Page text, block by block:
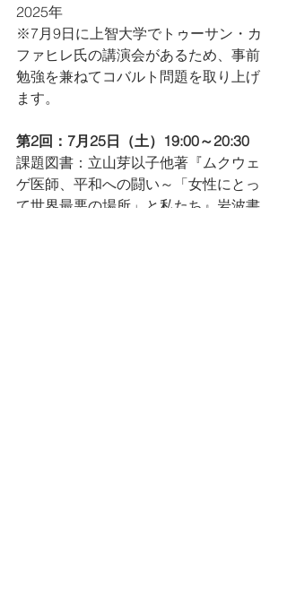
2025年
※7月9日に上智大学でトゥーサン・カ
ファヒレ氏の講演会があるため、事前
勉強を兼ねてコバルト問題を取り上げ
ます。
第2回：7月25日（土）19:00～20:30
課題図書：立山芽以子他著『ムクウェ
ゲ医師、平和への闘い～「女性にとっ
て世界最悪の場所」と私たち』岩波書